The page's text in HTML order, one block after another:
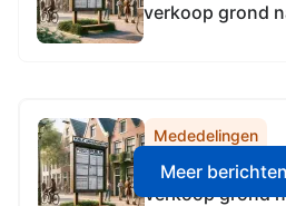
verkoop grond
Mededelingen
Bekendmaking
verkoop grond
Meer